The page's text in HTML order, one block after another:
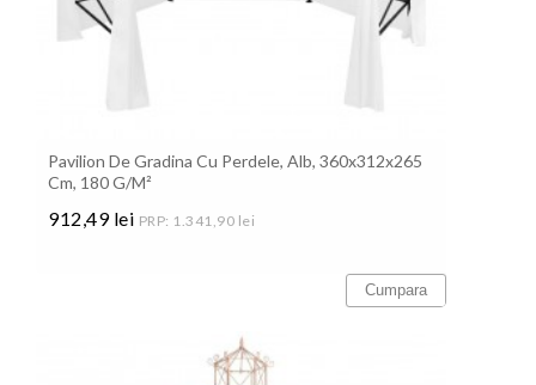
Pavilion De Gradina Cu Perdele, Alb, 360x312x265
Cm, 180 G/m²
912,49 lei PRP: 1.341,90 lei
Cumpara